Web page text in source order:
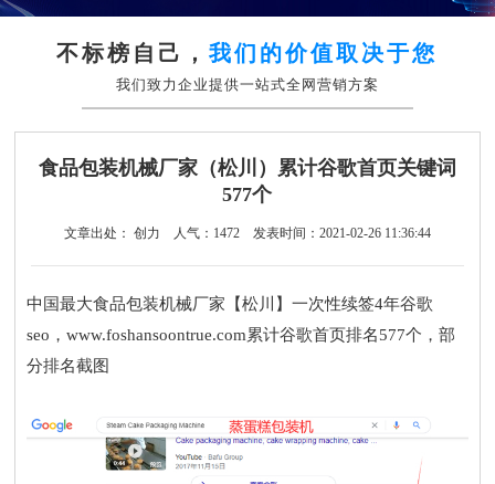
不标榜自己，我们的价值取决于您
我们致力企业提供一站式全网营销方案
食品包装机械厂家（松川）累计谷歌首页关键词
577个
文章出处： 创力 人气： 1472 发表时间：2021-02-26 11:36:44
中国最大食品包装机械厂家【松川】一次性续签4年谷歌
seo，www.foshansoontrue.com累计谷歌首页排名577个，部
分排名截图